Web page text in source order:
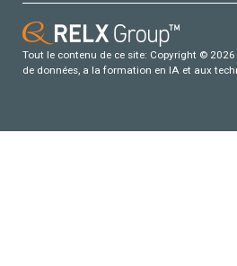
Tout le contenu de ce site: Copyright ©
de données, a la formation en IA et aux